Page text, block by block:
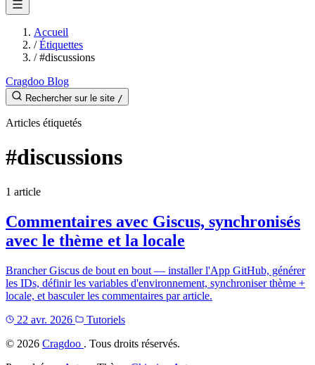
Accueil
/Étiquettes
/#discussions
Cragdoo Blog
Rechercher sur le site /
Articles étiquetés
#discussions
1 article
Commentaires avec Giscus, synchronisés
avec le thème et la locale
Brancher Giscus de bout en bout — installer l'App GitHub, générer
les IDs, définir les variables d'environnement, synchroniser thème +
locale, et basculer les commentaires par article.
22 avr. 2026
Tutoriels
© 2026 Cragdoo . Tous droits réservés.